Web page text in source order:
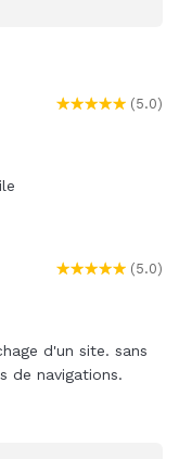
(5.0)
(5.0)
d'un site. sans
de navigations.